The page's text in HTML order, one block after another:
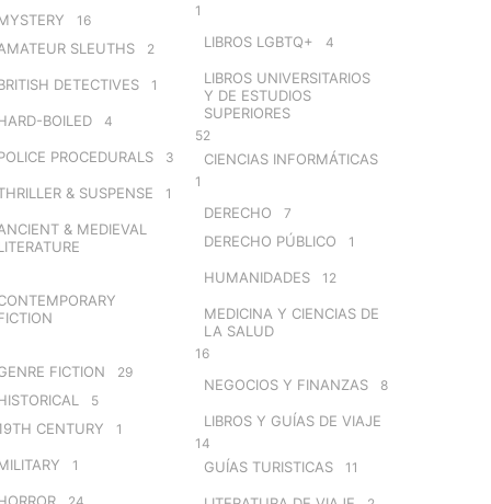
16
SLEUTHS 2
DETECTIVES 1
BOILED 4
PROCEDURALS 3
& SUSPENSE 1
& MEDIEVAL
FICTION 29
5
CENTURY 1
1
1
LIBROS LGBTQ+ 4
LIBROS UNIVERSITARIOS
Y DE ESTUDIOS
SUPERIORES
52
CIENCIAS INFORMÁTICAS
1
DERECHO 7
DERECHO PÚBLICO 1
HUMANIDADES 12
MEDICINA Y CIENCIAS DE
LA SALUD
16
NEGOCIOS Y FINANZAS 8
LIBROS Y GUÍAS DE VIAJE
14
GUÍAS TURISTICAS 11